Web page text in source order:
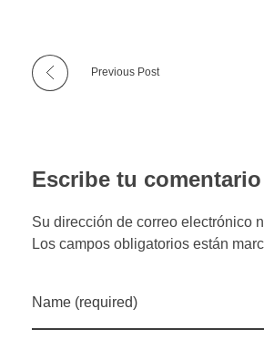
Previous Post
Escribe tu comentario
Su dirección de correo electrónico
Los campos obligatorios están
Name (required)